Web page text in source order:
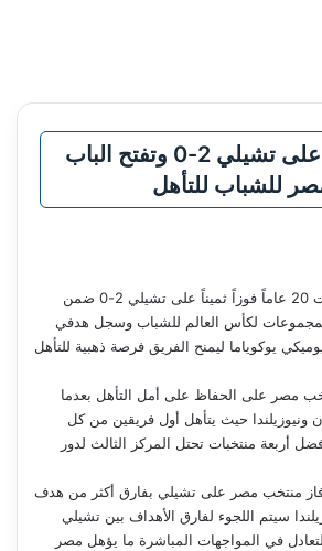
اليابان تتغلب على تشيلي 2-0 وتفتح الباب
للشباب للتأهل
حقق منتخب اليابان تحت 20 عاماً فوزاً ثميناً على تشيلي 2-0 ضمن
المجموعات لكأس العالم للشباب وسجل هدفي
يوكوياما ليمنح الفريق فرصة ذهبية للتأهل
مصر على الحفاظ على أمل التأهل بعدما
ونيوزيلندا حيث يتأهل أول فريقين من كل
أربعة منتخبات تحتل المركز الثالث لدور
فاز منتخب مصر على تشيلي بفارق أكثر من هدف
سيتم اللجوء لفارق الأهداف بين تشيلي
في المواجهات المباشرة ما يؤهل مصر